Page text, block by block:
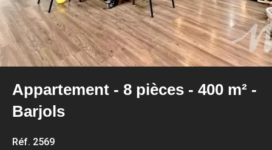
Appartement - 8 pièces - 400 m² -
Barjols
Réf. 2569